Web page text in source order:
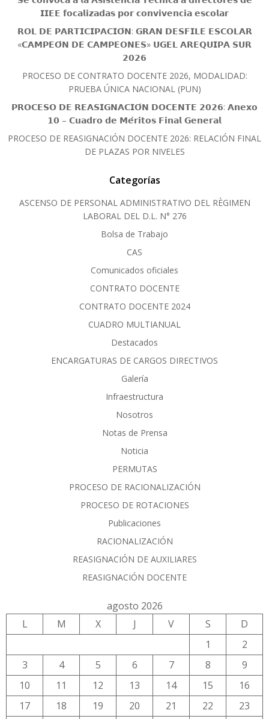
𝗜𝗜𝗘𝗘 𝗳𝗼𝗰𝗮𝗹𝗶𝘇𝗮𝗱𝗮𝘀 𝗽𝗼𝗿 𝗰𝗼𝗻𝘃𝗶𝘃𝗲𝗻𝗰𝗶𝗮 𝗲𝘀𝗰𝗼𝗹𝗮𝗿
𝗥𝗢𝗟 𝗗𝗘 𝗣𝗔𝗥𝗧𝗜𝗖𝗜𝗣𝗔𝗖𝗜𝗢́𝗡: 𝗚𝗥𝗔𝗡 𝗗𝗘𝗦𝗙𝗜𝗟𝗘 𝗘𝗦𝗖𝗢𝗟𝗔𝗥
«𝗖𝗔𝗠𝗣𝗘𝗢́𝗡 𝗗𝗘 𝗖𝗔𝗠𝗣𝗘𝗢𝗡𝗘𝗦» 𝗨𝗚𝗘𝗟 𝗔𝗥𝗘𝗤𝗨𝗜𝗣𝗔 𝗦𝗨𝗥
𝟮𝟬𝟮𝟲
PROCESO DE CONTRATO DOCENTE 2026, MODALIDAD:
PRUEBA ÚNICA NACIONAL (PUN)
𝗣𝗥𝗢𝗖𝗘𝗦𝗢 𝗗𝗘 𝗥𝗘𝗔𝗦𝗜𝗚𝗡𝗔𝗖𝗜𝗢́𝗡 𝗗𝗢𝗖𝗘𝗡𝗧𝗘 𝟮𝟬𝟮𝟲: 𝗔𝗻𝗲𝘅𝗼
𝟭𝟬 – 𝗖𝘂𝗮𝗱𝗿𝗼 𝗱𝗲 𝗠𝗲́𝗿𝗶𝘁𝗼𝘀 𝗙𝗶𝗻𝗮𝗹 𝗚𝗲𝗻𝗲𝗿𝗮𝗹
PROCESO DE REASIGNACIÓN DOCENTE 2026: RELACIÓN FINAL
DE PLAZAS POR NIVELES
Categorías
ASCENSO DE PERSONAL ADMINISTRATIVO DEL RÈGIMEN
LABORAL DEL D.L. N° 276
Bolsa de Trabajo
CAS
Comunicados oficiales
CONTRATO DOCENTE
CONTRATO DOCENTE 2024
CUADRO MULTIANUAL
Destacados
ENCARGATURAS DE CARGOS DIRECTIVOS
Galería
Infraestructura
Nosotros
Notas de Prensa
Noticia
PERMUTAS
PROCESO DE RACIONALIZACIÓN
PROCESO DE ROTACIONES
Publicaciones
RACIONALIZACIÓN
REASIGNACIÓN DE AUXILIARES
REASIGNACIÓN DOCENTE
agosto 2026
L
M X J V S
D
1
2
3
4 5 6 7 8
9
10
11 12 13 14 15
16
17
18 19 20 21 22 23